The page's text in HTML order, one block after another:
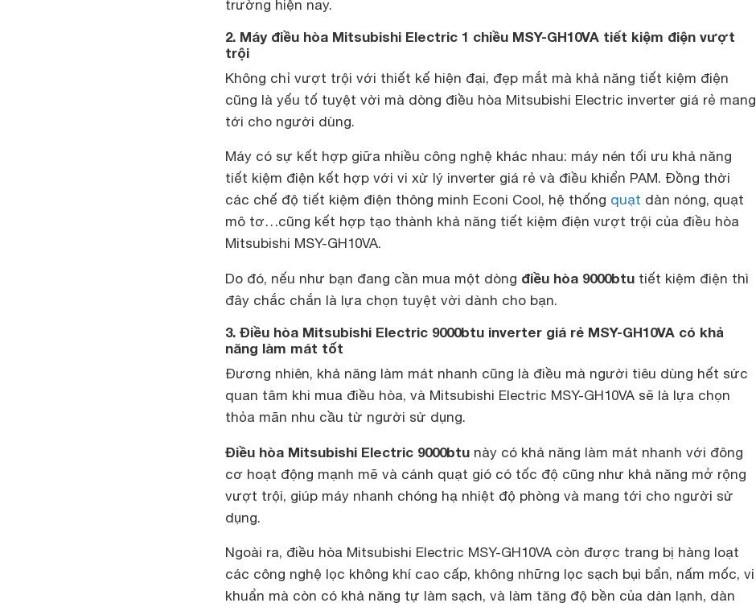
trường hiện nay.
2. Máy điều hòa Mitsubishi Electric 1 chiều MSY-GH10VA tiết kiệm điện vượt
trội
Không chỉ vượt trội với thiết kế hiện đại, đẹp mắt mà khả năng tiết kiệm điện
cũng là yếu tố tuyệt vời mà dòng điều hòa Mitsubishi Electric inverter giá rẻ mang
tới cho người dùng.
Máy có sự kết hợp giữa nhiều công nghệ khác nhau: máy nén tối ưu khả năng
tiết kiệm điện kết hợp với vi xử lý inverter giá rẻ và điều khiển PAM. Đồng thời
các chế độ tiết kiệm điện thông minh Econi Cool, hệ thống quạt dàn nóng, quạt
mô tơ…cũng kết hợp tạo thành khả năng tiết kiệm điện vượt trội của điều hòa
Mitsubishi MSY-GH10VA.
Do đó, nếu như bạn đang cần mua một dòng điều hòa 9000btu tiết kiệm điện thì
đây chắc chắn là lựa chọn tuyệt vời dành cho bạn.
3. Điều hòa Mitsubishi Electric 9000btu inverter giá rẻ MSY-GH10VA có khả
năng làm mát tốt
Đương nhiên, khả năng làm mát nhanh cũng là điều mà người tiêu dùng hết sức
quan tâm khi mua điều hòa, và Mitsubishi Electric MSY-GH10VA sẽ là lựa chọn
thỏa mãn nhu cầu từ người sử dụng.
Điều hòa Mitsubishi Electric 9000btu này có khả năng làm mát nhanh với đông
cơ hoạt động mạnh mẽ và cánh quạt gió có tốc độ cũng như khả năng mở rộng
vượt trội, giúp máy nhanh chóng hạ nhiệt độ phòng và mang tới cho người sử
dụng.
Ngoài ra, điều hòa Mitsubishi Electric MSY-GH10VA còn được trang bị hàng loạt
các công nghệ lọc không khí cao cấp, không những lọc sạch bụi bẩn, nấm mốc, vi
khuẩn mà còn có khả năng tự làm sạch, và làm tăng độ bền của dàn lạnh, dàn